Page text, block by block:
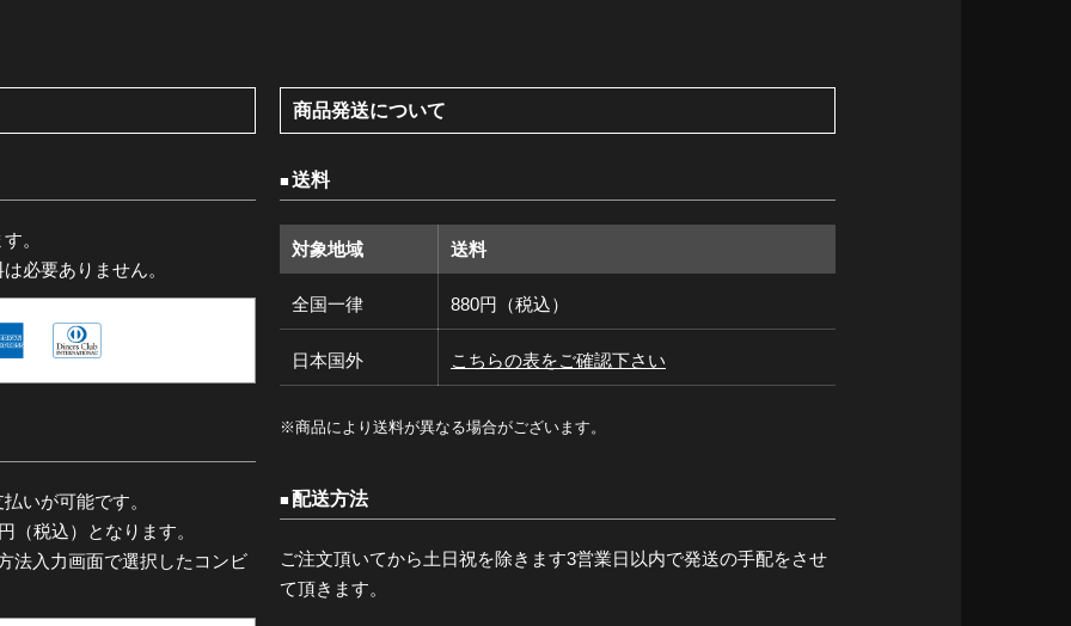
。
必要ありません。
いが可能です。
（税込）となります。
法入力画面で選択したコンビ
商品発送について
送料
対象地域 送料
全国一律 880円（税込）
日本国外 こちらの表をご確認下さい
※商品により送料が異なる場合がございます。
配送方法
ご注文頂いてから土日祝を除きます3営業日以内で発送の手配をさせ
て頂きます。